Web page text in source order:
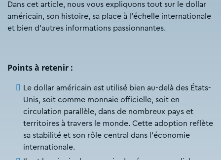
Dans cet article, nous vous expliquons tout sur le dollar
américain, son histoire, sa place à l’échelle internationale
et bien d’autres informations passionnantes.
Points à retenir :
Le dollar américain est utilisé bien au-delà des États-
Unis, soit comme monnaie officielle, soit en
circulation parallèle, dans de nombreux pays et
territoires à travers le monde. Cette adoption reflète
sa stabilité et son rôle central dans l’économie
internationale.